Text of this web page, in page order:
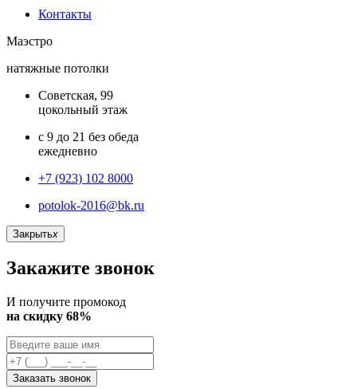
Контакты
Маэстро
натяжные потолки
Советская, 99
цокольный этаж
с 9 до 21 без обеда
ежедневно
+7 (923) 102 8000
potolok-2016@bk.ru
Закрытьx
Закажите звонок
И получите промокод
на скидку 68%
Заказать звонок